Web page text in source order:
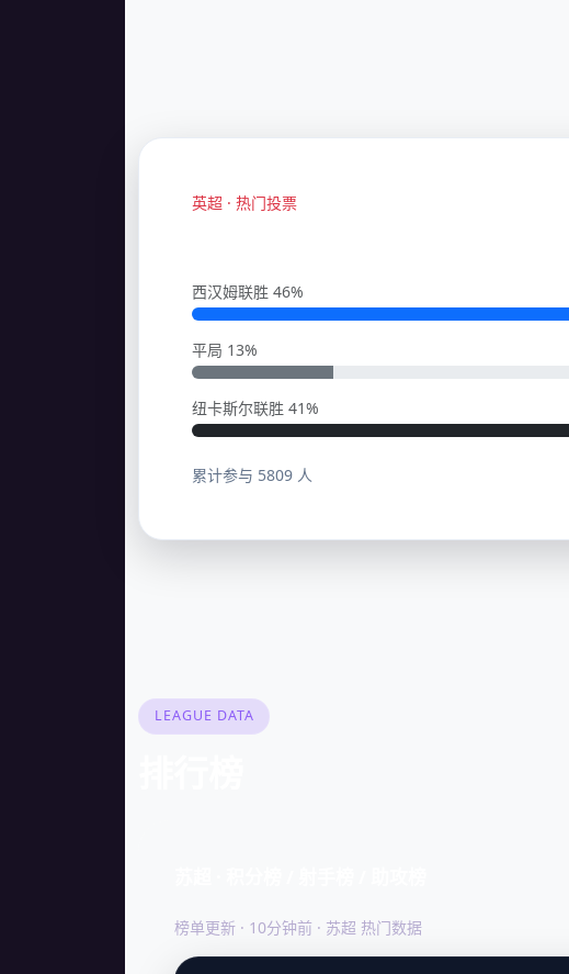
英超 · 热门投票
西汉姆联胜 46%
平局 13%
纽卡斯尔联胜 41%
累计参与 5809 人
LEAGUE DATA
榜单更新 · 10分钟前 · 苏超 热门数据